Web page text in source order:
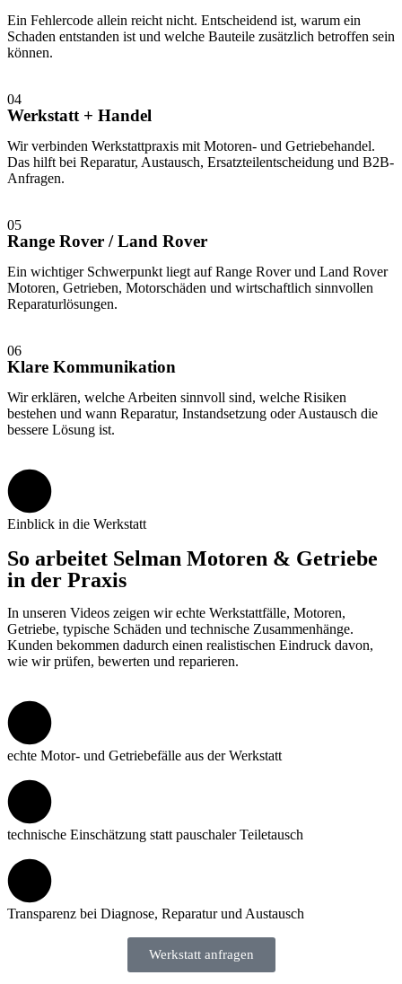
Ein Fehlercode allein reicht nicht. Entscheidend ist, warum ein
Schaden entstanden ist und welche Bauteile zusätzlich betroffen sein
können.
04
Werkstatt + Handel
Wir verbinden Werkstattpraxis mit Motoren- und Getriebehandel.
Das hilft bei Reparatur, Austausch, Ersatzteilentscheidung und B2B-
Anfragen.
05
Range Rover / Land Rover
Ein wichtiger Schwerpunkt liegt auf Range Rover und Land Rover
Motoren, Getrieben, Motorschäden und wirtschaftlich sinnvollen
Reparaturlösungen.
06
Klare Kommunikation
Wir erklären, welche Arbeiten sinnvoll sind, welche Risiken
bestehen und wann Reparatur, Instandsetzung oder Austausch die
bessere Lösung ist.
Einblick in die Werkstatt
So arbeitet Selman Motoren & Getriebe
in der Praxis
In unseren Videos zeigen wir echte Werkstattfälle, Motoren,
Getriebe, typische Schäden und technische Zusammenhänge.
Kunden bekommen dadurch einen realistischen Eindruck davon,
wie wir prüfen, bewerten und reparieren.
echte Motor- und Getriebefälle aus der Werkstatt
technische Einschätzung statt pauschaler Teiletausch
Transparenz bei Diagnose, Reparatur und Austausch
Werkstatt anfragen